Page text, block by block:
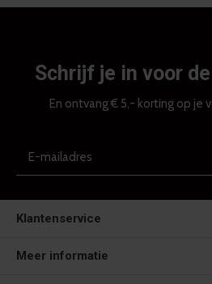
Schrijf je in voor
En ontvang € 5,- korting op je
Klantenservice
Meer informatie